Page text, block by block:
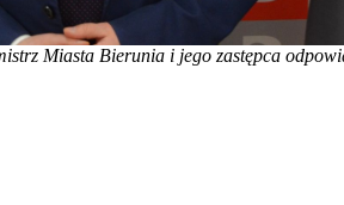
Miasta Bierunia i jego zastępca